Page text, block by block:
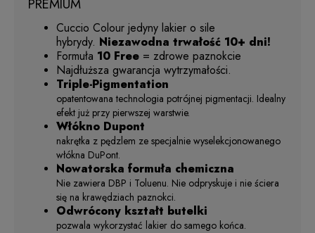
Cuccio Colour jedyny lakier o sile
hybrydy. Niezawodna trwałość 10+ dni!
Formuła 10 Free = zdrowe paznokcie
Najdłuższa gwarancja wytrzymałości.
Triple-Pigmentation
opatentowana technologia potrójnej pigmentacji. Idealny
efekt już przy pierwszej warstwie.
Włókno Dupont
nakrętka z pędzlem ze specjalnie wyselekcjonowanego
włókna DuPont.
Nowatorska formuła chemiczna
Nie zawiera DBP i Toluenu. Nie odpryskuje i nie ściera
się na krawędziach paznokci.
Odwrócony kształt butelki
pozwala wykorzystać lakier do samego końca.